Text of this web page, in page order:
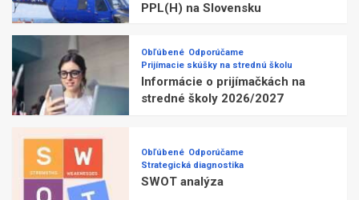
PPL(H) na Slovensku
Obľúbené Odporúčame
Prijímacie skúšky na strednú školu
Informácie o prijímačkách na
stredné školy 2026/2027
Obľúbené Odporúčame
Strategická diagnostika
SWOT analýza